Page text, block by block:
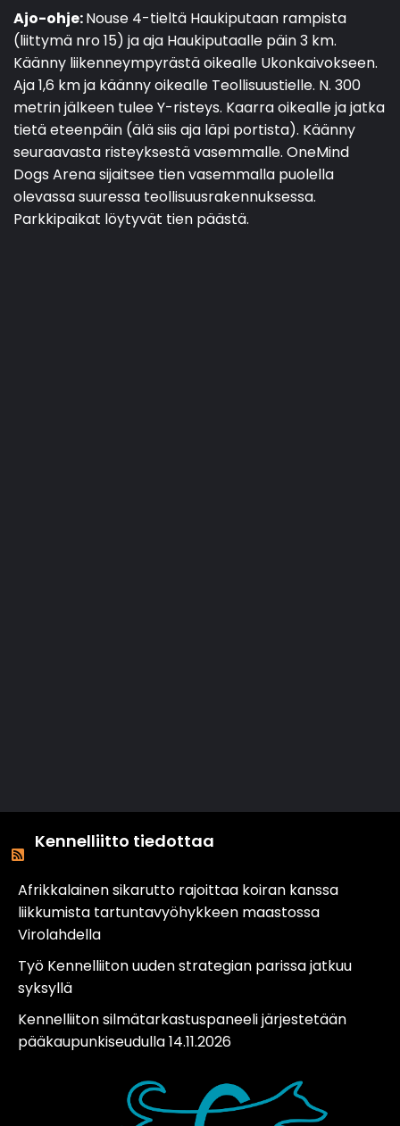
Ajo-ohje:Nouse 4-tieltä Haukiputaan rampista
(liittymä nro 15) ja aja Haukiputaalle päin 3 km.
Käänny liikenneympyrästä oikealle Ukonkaivokseen.
Aja 1,6 km ja käänny oikealle Teollisuustielle. N. 300
metrin jälkeen tulee Y-risteys. Kaarra oikealle ja jatka
tietä eteenpäin (älä siis aja läpi portista). Käänny
seuraavasta risteyksestä vasemmalle. OneMind
Dogs Arena sijaitsee tien vasemmalla puolella
olevassa suuressa teollisuusrakennuksessa.
Parkkipaikat löytyvät tien päästä.
Kennelliitto tiedottaa
Afrikkalainen sikarutto rajoittaa koiran kanssa
liikkumista tartuntavyöhykkeen maastossa
Virolahdella
Työ Kennelliiton uuden strategian parissa jatkuu
syksyllä
Kennelliiton silmätarkastuspaneeli järjestetään
pääkaupunkiseudulla 14.11.2026